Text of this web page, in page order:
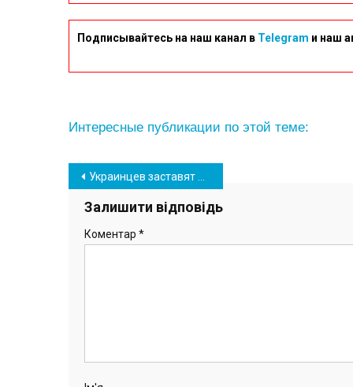
Подписывайтесь на наш канал в Telegram и наш
Интересные публикации по этой теме:
Навігація
записів
Украинцев заставят доплачивать за пластиковые пакеты в магазинах: цены
Залишити відповідь
Коментар *